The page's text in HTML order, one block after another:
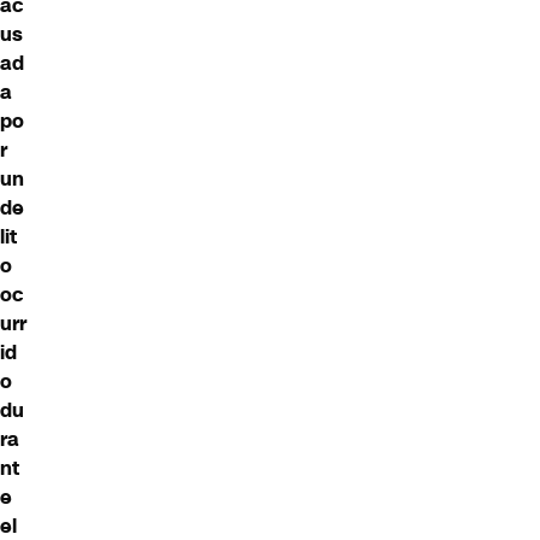
us
ad
a
po
r
un
de
lit
o
oc
urr
id
o
du
ra
nt
e
el